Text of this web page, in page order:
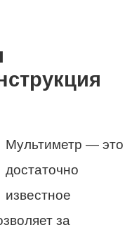
Мультиметр — это
достаточно
известное
за